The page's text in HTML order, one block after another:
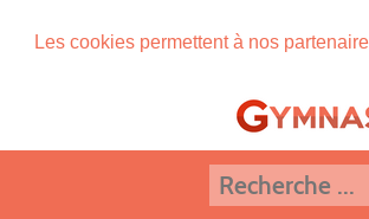
Les cookies permettent à nos